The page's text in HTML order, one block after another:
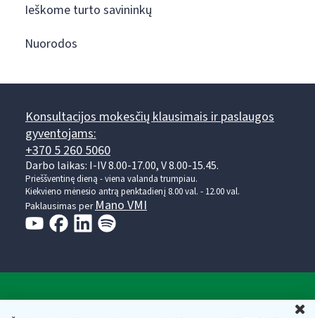
Ieškome turto savininkų
Nuorodos
Konsultacijos mokesčių klausimais ir paslaugos
gyventojams:
+370 5 260 5060
Darbo laikas: I-IV 8.00-17.00, V 8.00-15.45.
Prieššventinę dieną - viena valanda trumpiau.
Kiekvieno mėnesio antrą penktadienį 8.00 val. - 12.00 val.
Paklausimas per Mano VMI